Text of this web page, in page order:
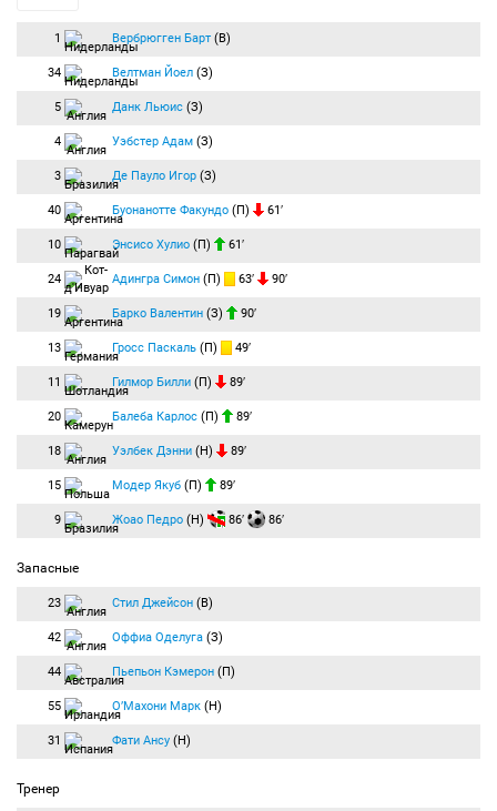
1 Вербрюгген Барт (В)
34 Велтман Йоел (З)
5 Данк Льюис (З)
4 Уэбстер Адам (З)
3 Де Пауло Игор (З)
40 Буонанотте Факундо (П) 61′
10 Энсисо Хулио (П) 61′
24 Адингра Симон (П) 63′ 90′
19 Барко Валентин (З) 90′
13 Гросс Паскаль (П) 49′
11 Гилмор Билли (П) 89′
20 Балеба Карлос (П) 89′
18 Уэлбек Дэнни (Н) 89′
15 Модер Якуб (П) 89′
9 Жоао Педро (Н) 86′ 86′
Запасные
23 Стил Джейсон (В)
42 Оффиа Оделуга (З)
44 Пьепьон Кэмерон (П)
55 О’Махони Марк (Н)
31 Фати Ансу (Н)
Тренер